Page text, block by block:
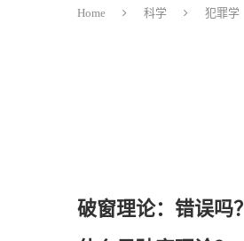
Home 科学 犯罪学
破窗理论：错误吗？